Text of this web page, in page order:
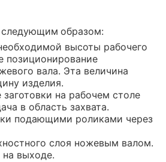
следующим образом:
высоты рабочего
позиционирование
вала. Эта величина
изделия.
на рабочем столе
в область захвата.
подающими роликами через
слоя ножевым валом.
выходе.